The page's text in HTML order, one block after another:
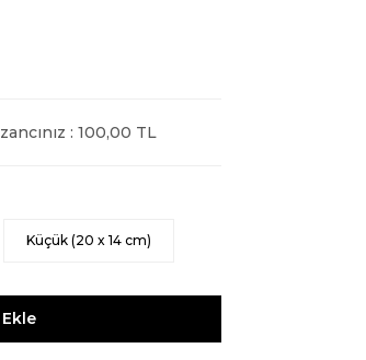
: 100,00 TL
Küçük (20 x 14 cm)